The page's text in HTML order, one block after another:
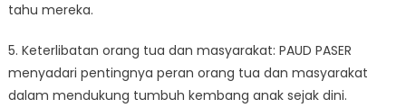
tahu mereka.
5. Keterlibatan orang tua dan masyarakat: PAUD PASER
menyadari pentingnya peran orang tua dan masyarakat
dalam mendukung tumbuh kembang anak sejak dini.